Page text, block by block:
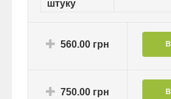
штуку
560.00 грн
750.00 грн